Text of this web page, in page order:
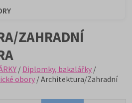
ZAHRADNÍ
/ Diplomky, bakalářky /
obory / Architektura/Zahradní